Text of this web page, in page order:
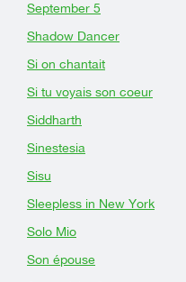
September 5
Shadow Dancer
Si on chantait
Si tu voyais son coeur
Siddharth
Sinestesia
Sisu
Sleepless in New York
Solo Mio
Son épouse